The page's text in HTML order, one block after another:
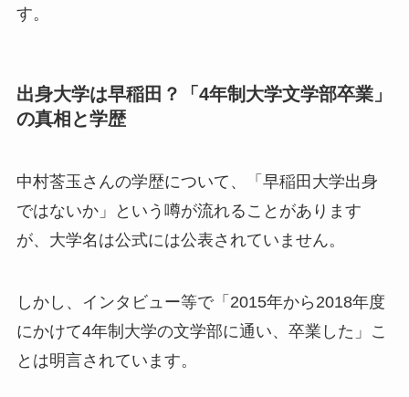
す。
出身大学は早稲田？「4年制大学文学部卒業」
の真相と学歴
中村莟玉さんの学歴について、「早稲田大学出身
ではないか」という噂が流れることがあります
が、大学名は公式には公表されていません。
しかし、インタビュー等で「2015年から2018年度
にかけて4年制大学の文学部に通い、卒業した」こ
とは明言されています。